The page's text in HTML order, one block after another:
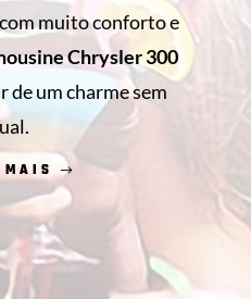
muito conforto e
Chrysler 300
um charme sem